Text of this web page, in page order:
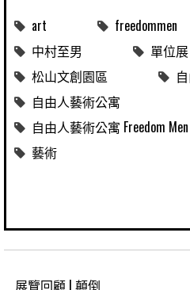
art
freedommen
中村至男
單位展
松山文創園區
自由人藝術公寓
自由人藝術公寓 Freedom
藝術
展覽回顧 | 顛倒